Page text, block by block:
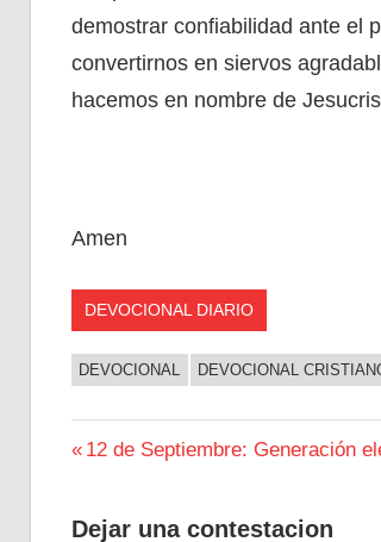
demostrar confiabilidad ante el
convertirnos en siervos
hacemos en nombre de
Amen
DEVOCIONAL DIARIO
DEVOCIONAL DEVOCIONAL
Navegación
Entrada
12 de Septiembre: Generación
Dejar una contestacion